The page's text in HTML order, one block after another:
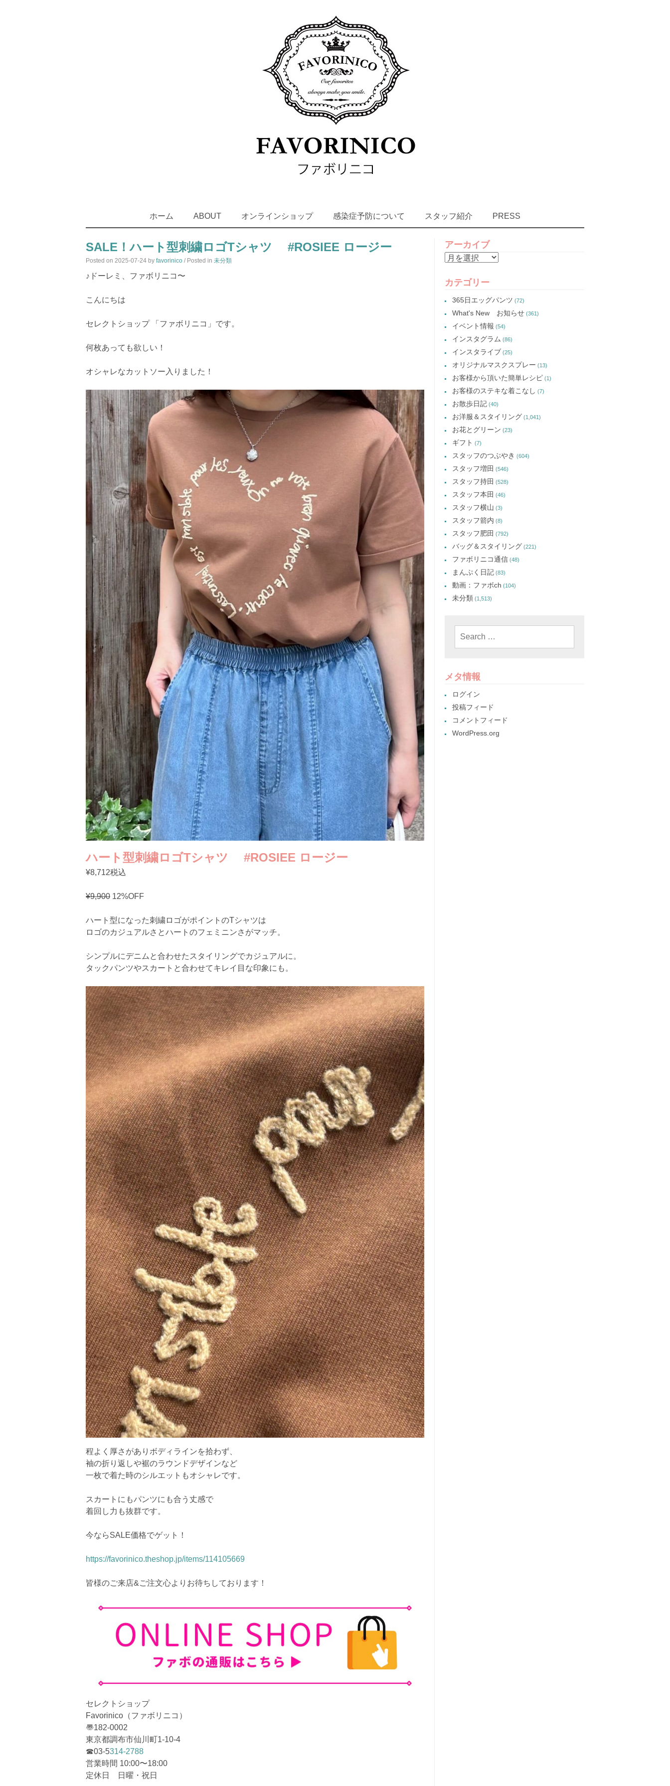
SKIP
TO
ホーム ABOUT オンラインショップ 感染症予防について スタッフ紹介 PRESS
SALE！ハート型刺繍ロゴTシャツ #ROSIEE ロージー
Posted on 2025-07-24 by favorinico / Posted in 未分類
♪ドーレミ、ファボリニコ〜
こんにちは
セレクトショップ 「ファボリニコ」です。
何枚あっても欲しい！
オシャレなカットソー入りました！
ハート型刺繍ロゴTシャツ #ROSIEE ロージー
¥8,712税込
¥9,900 12%OFF
ハート型になった刺繍ロゴがポイントのTシャツは
ロゴのカジュアルさとハートのフェミニンさがマッチ。
シンプルにデニムと合わせたスタイリングでカジュアルに。
タックパンツやスカートと合わせてキレイ目な印象にも。
程よく厚さがありボディラインを拾わず、
袖の折り返しや裾のラウンドデザインなど
一枚で着た時のシルエットもオシャレです。
スカートにもパンツにも合う丈感で
着回し⼒も抜群です。
今ならSALE価格でゲット！
https://favorinico.theshop.jp/items/114105669
皆様のご来店&ご注文心よりお待ちしております！
セレクトショップ
Favorinico（ファボリニコ）
〠182-0002
東京都調布市仙川町1-10-4
☎︎03-5314-2788
営業時間 10:00〜18:00
定休日 日曜・祝日
アーカイブ
ア
カ
カテゴリー
365日エッグパンツ (72)
What's New お知らせ (361)
イベント情報 (54)
インスタグラム (86)
インスタライブ (25)
オリジナルマスクスプレー (13)
お客様から頂いた簡単レシピ (1)
お客様のステキな着こなし (7)
お散歩日記 (40)
お洋服＆スタイリング (1,041)
お花とグリーン (23)
ギフト (7)
スタッフのつぶやき (604)
スタッフ増田 (546)
スタッフ持田 (528)
スタッフ本田 (46)
スタッフ横山 (3)
スタッフ箭内 (8)
スタッフ肥田 (792)
バッグ＆スタイリング (221)
ファボリニコ通信 (48)
まんぷく日記 (83)
動画：ファボch (104)
未分類 (1,513)
メタ情報
ログイン
投稿フィード
コメントフィード
WordPress.org